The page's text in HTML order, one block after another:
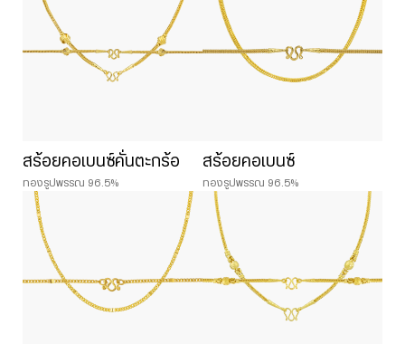
สร้อยคอเบนซ์คั่นตะกร้อ
ทองรูปพรรณ 96.5%
สร้อยคอเบนซ์
ทองรูปพรรณ 96.5%